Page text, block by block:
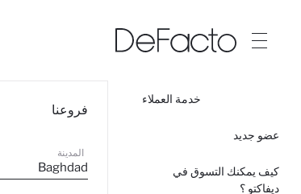
خدمة العملاء
عضو جديد
كيف يمكنك التسوق في
ديفاكتو ؟
فروعنا
المدينة
Baghdad